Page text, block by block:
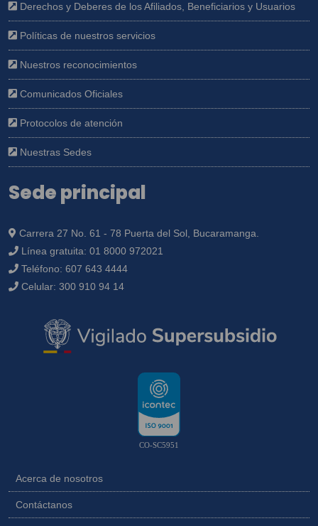
Derechos y Deberes de los Afiliados, Beneficiarios y Usuarios
Políticas de nuestros servicios
Nuestros reconocimientos
Comunicados Oficiales
Protocolos de atención
Nuestras Sedes
Sede principal
Carrera 27 No. 61 - 78 Puerta del Sol, Bucaramanga.
Línea gratuita: 01 8000 972021
Teléfono: 607 643 4444
Celular: 300 910 94 14
CO-SC5951
Acerca de nosotros
Contáctanos